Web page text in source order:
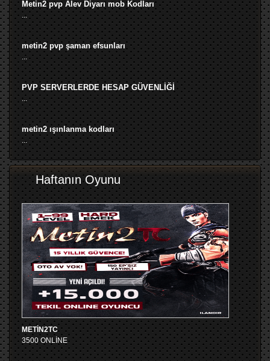
Metin2 pvp Alev Diyarı mob Kodları
...
metin2 pvp şaman efsunları
...
PVP SERVERLERDE HESAP GÜVENLİĞİ
...
metin2 ışınlanma kodları
...
Haftanın Oyunu
METİN2TC
3500 ONLİNE